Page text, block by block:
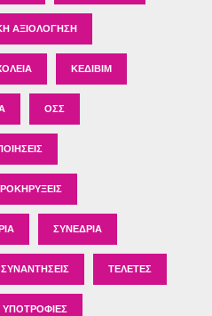
ΑΞΙΟΛΌΓΗΣΗ
ΚΕΔΙΒΙΜ
ΟΣΣ
ΣΥΝΈΔΡΙΑ
ΣΥΝΑΝΤΉΣΕΙΣ ΤΕΛΕΤΈΣ
ΥΠΟΤΡΟΦΊΕΣ